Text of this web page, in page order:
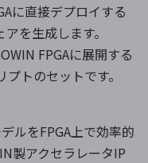
に直接デプロイする
を生成します。
FPGAに展開する
トのセットです。
ルをFPGA上で効率的
製アクセラレータIP